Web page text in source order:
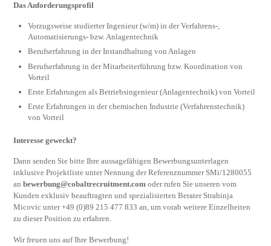
Das Anforderungsprofil
Vorzugsweise studierter Ingenieur (w/m) in der Verfahrens-,
Automatisierungs- bzw. Anlagentechnik
Berufserfahrung in der Instandhaltung von Anlagen
Berufserfahrung in der Mitarbeiterführung bzw. Koordination von
Vorteil
Erste Erfahrungen als Betriebsingenieur (Anlagentechnik) von Vorteil
Erste Erfahrungen in der chemischen Industrie (Verfahrenstechnik)
von Vorteil
Interesse geweckt?
Dann senden Sie bitte Ihre aussagefähigen Bewerbungsunterlagen
inklusive Projektliste unter Nennung der Referenznummer SMi/1280055
anbewerbung@cobaltrecruitment.com oder rufen Sie unseren vom
Kunden exklusiv beauftragten und spezialisierten Berater Strahinja
Micovic unter +49 (0)89 215 477 833 an, um vorab weitere Einzelheiten
zu dieser Position zu erfahren.
Wir freuen uns auf Ihre Bewerbung!